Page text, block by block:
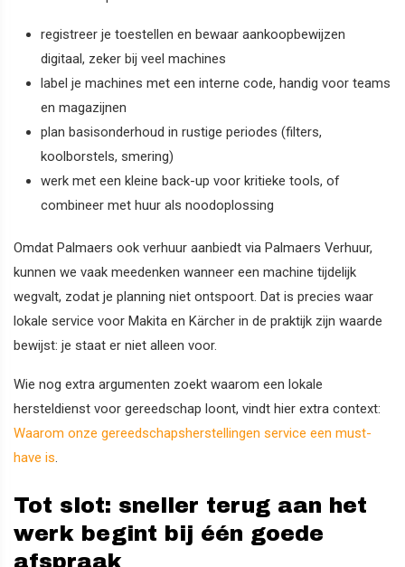
registreer je toestellen en bewaar aankoopbewijzen
digitaal, zeker bij veel machines
label je machines met een interne code, handig voor teams
en magazijnen
plan basisonderhoud in rustige periodes (filters,
koolborstels, smering)
werk met een kleine back-up voor kritieke tools, of
combineer met huur als noodoplossing
Omdat Palmaers ook verhuur aanbiedt via Palmaers Verhuur,
kunnen we vaak meedenken wanneer een machine tijdelijk
wegvalt, zodat je planning niet ontspoort. Dat is precies waar
lokale service voor Makita en Kärcher in de praktijk zijn waarde
bewijst: je staat er niet alleen voor.
Wie nog extra argumenten zoekt waarom een lokale
hersteldienst voor gereedschap loont, vindt hier extra context:
Waarom onze gereedschapsherstellingen service een must-
have is.
Tot slot: sneller terug aan het
werk begint bij één goede
afspraak